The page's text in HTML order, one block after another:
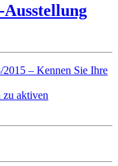
– Kennen Sie Ihre
zu aktiven